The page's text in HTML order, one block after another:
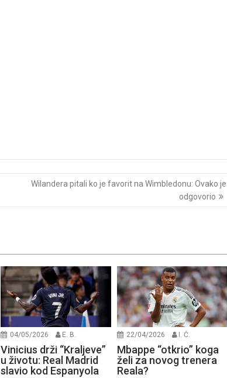
Wilandera pitali ko je favorit na Wimbledonu: Ovako je
odgovorio
04/05/2026 E. B.
Vinicius drži “Kraljeve”
u životu: Real Madrid
slavio kod Espanyola
22/04/2026 I. Ć.
Mbappe “otkrio” koga
želi za novog trenera
Reala?